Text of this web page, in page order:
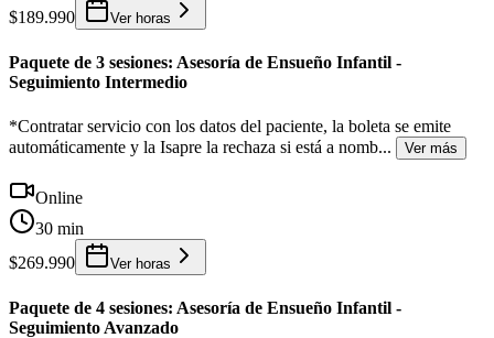
$189.990
Ver horas
Paquete de 3 sesiones: Asesoría de Ensueño Infantil -
Seguimiento Intermedio
*Contratar servicio con los datos del paciente, la boleta se emite
automáticamente y la Isapre la rechaza si está a nomb... Ver más
Online
30 min
$269.990
Ver horas
Paquete de 4 sesiones: Asesoría de Ensueño Infantil -
Seguimiento Avanzado